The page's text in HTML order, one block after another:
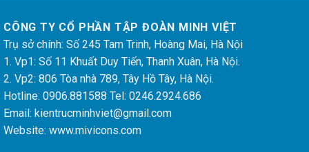
CÔNG TY CỔ PHẦN TẬP ĐOÀN MINH VIỆT
Trụ sở chính: Số 245 Tam Trinh, Hoàng Mai, Hà Nội
1. Vp1: Số 11 Khuất Duy Tiến, Thanh Xuân, Hà Nội.
2. Vp2: 806 Tòa nhà 789, Tây Hồ Tây, Hà Nội.
Hotline: 0906.881588 Tel: 0246.2924.686
Email: kientrucminhviet@gmail.com
Website: www.mivicons.com